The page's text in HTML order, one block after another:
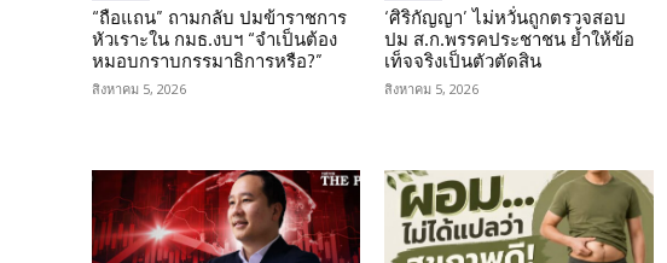
“ถือแถน” ถามกลับ ปมข้าราชการ
หัวเราะใน กมธ.งบฯ “จำเป็นต้อง
หมอบกราบกรรมาธิการหรือ?”
สิงหาคม 5, 2026
‘ศิริกัญญา’ ไม่หวั่นถูกตรวจสอบ
ปม ส.ก.พรรคประชาชน ย้ำให้ข้อ
เท็จจริงเป็นตัวตัดสิน
สิงหาคม 5, 2026